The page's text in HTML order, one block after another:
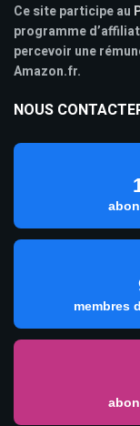
Ce site participe au
programme
percevoir une
Amazon.fr.
NOUS
membres